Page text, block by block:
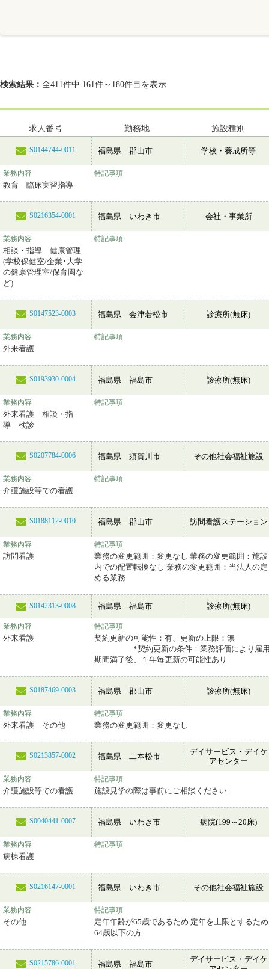
検索結果： 全411件中 161件～180件目を表示
求人番号 勤務地 施設種別
S0144744-0011 福島県 郡山市 学校・養成所等
業務内容
教育 臨床実習指導
特記事項
S0216354-0001 福島県 いわき市 会社・事業所
業務内容
相談・指導 健康管理
(学校保健室/企業･大学
の健康管理室/保育園な
ど)
特記事項
S0147523-0003 福島県 会津若松市 診療所(無床)
業務内容
外来看護
特記事項
S0193930-0004 福島県 福島市 診療所(無床)
業務内容
外来看護 相談・指
導 検診
特記事項
S0207784-0006 福島県 須賀川市 その他社会福祉施設
業務内容
介護施設等での看護
特記事項
S0188112-0010 福島県 郡山市 訪問看護ステーション
業務内容
訪問看護
特記事項
業務の変更範囲：変更なし 業務の変更範囲：施設
内での配置転換なし 業務の変更範囲：当法人の定
める業務
S0142313-0008 福島県 福島市 診療所(無床)
業務内容
外来看護
特記事項
契約更新の可能性：有、更新の上限：無
*契約更新の条件：業務評価により雇
期間満了後、１年毎更新の可能性あり
S0187469-0003 福島県 郡山市 診療所(無床)
業務内容
外来看護 その他
特記事項
業務の変更範囲：変更なし
S0213857-0002 福島県 二本松市
デイサービス・デイケ
アセンター
業務内容
介護施設等での看護
特記事項
施設見学の際は事前にご相談ください
S0040441-0007 福島県 いわき市 病院(199～20床)
業務内容
病棟看護
特記事項
S0216147-0001 福島県 いわき市 その他社会福祉施設
業務内容
その他
特記事項
定年年齢が65歳であるため 定年を上限とするため
64歳以下の方
S0215786-0001 福島県 福島市
デイサービス・デイケ